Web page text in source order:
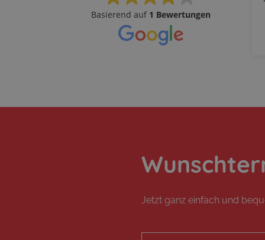
Basierend auf 1 Bewertungen
Jetzt ganz einfach und